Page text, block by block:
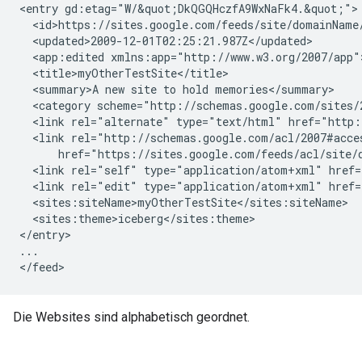
<entry gd:etag="W/&quot;DkQGQHczfA9WxNaFk4.&quot;">
  <id>https://sites.google.com/feeds/site/
domainName
  <updated>2009-12-01T02:25:21.987Z</updated>
<app:edited xmlns:app="http://www.w3.org/2007/
  <title>
myOtherTestSite</title>
  <summary>A new site to hold memories</summary>
<category scheme="http://schemas.google.com/
<link rel="alternate" type="text/html"
<link rel="http://schemas.google.com/acl/
      href="https://sites.google.com/feeds/acl/site/
<link rel="self" type="application/atom+xml"
<link rel="edit" type="application/atom+xml"
  <sites:siteName>
myOtherTestSite</sites:siteName>
  <sites:theme>
iceberg</sites:theme>
</entry>
...
Die Websites sind alphabetisch geordnet.